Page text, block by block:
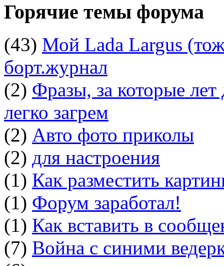
Горячие темы форума
(43) Мой Lada Largus
борт.журнал
(2) Фразы, за которые
легко загрем
(2) Авто фото приколы
(2) для настроения
(1) Как разместить
(1) Форум заработал!
(1) Как вставить в
(7) Война с синими